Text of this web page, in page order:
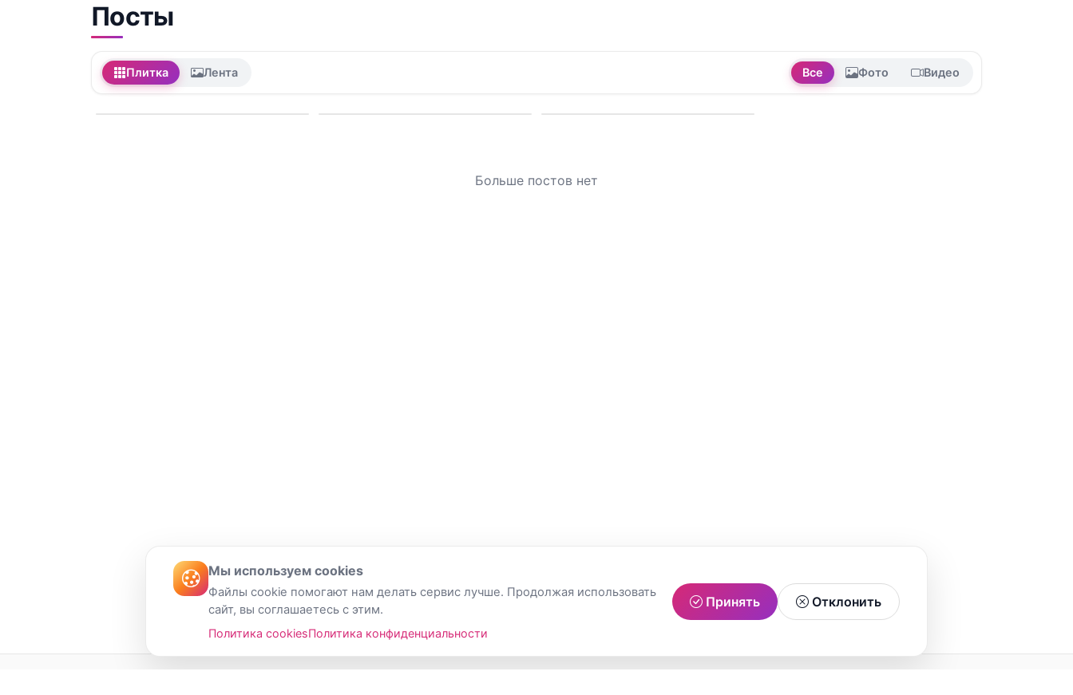
Посты
Плитка Лента Все Фото Видео
Больше постов нет
Мы используем cookies
Файлы cookie помогают нам делать сервис лучше. Продолжая использовать
сайт, вы соглашаетесь с этим.
Политика cookiesПолитика конфиденциальности
Принять Отклонить